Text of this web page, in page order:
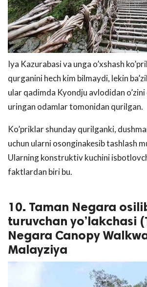
Iya Kazurabasi va unga o’xshash
qurganini hech kim bilmaydi, lekin
ular qadimda Kyondju avlodidan
uringan odamlar tomonidan qurilgan.
Ko’priklar shunday qurilganki,
uchun ularni osonginakesib tashlash
Ularning konstruktiv kuchini
faktlardan biri bu.
10. Taman Negara
turuvchan yo’lakchasi
Negara Canopy
Malayziya